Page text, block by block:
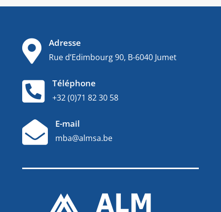
 Adresse
Rue d’Edimbourg 90, B-6040 Jumet
 Téléphone
+32 (0)71 82 30 58
 E-mail
mba@almsa.be